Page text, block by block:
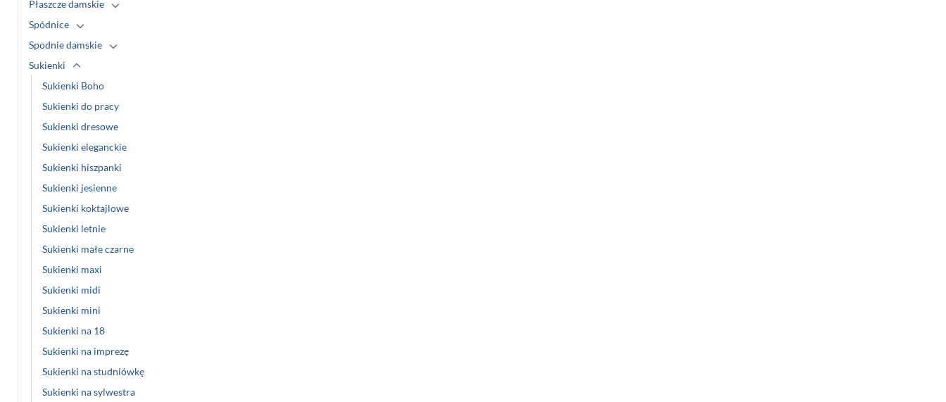
Płaszcze damskie
Spódnice
Spodnie damskie
Sukienki
Sukienki Boho
Sukienki do pracy
Sukienki dresowe
Sukienki eleganckie
Sukienki hiszpanki
Sukienki jesienne
Sukienki koktajlowe
Sukienki letnie
Sukienki małe czarne
Sukienki maxi
Sukienki midi
Sukienki mini
Sukienki na 18
Sukienki na imprezę
Sukienki na studniówkę
Sukienki na sylwestra